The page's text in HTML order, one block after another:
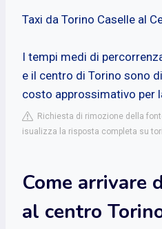
Taxi da Torino Caselle al
I tempi medi di
e il centro di Torino sono
costo approssimativo per
Richiesta di rimozione della
isualizza la risposta completa su
Come arrivare
al centro